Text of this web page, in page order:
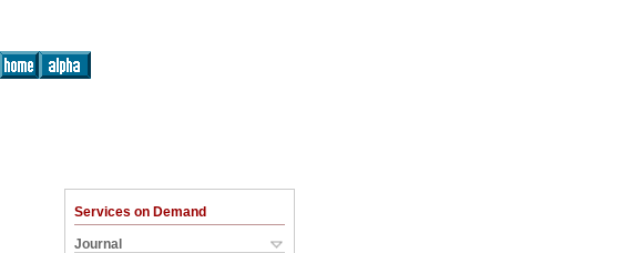
Services on Demand
Journal